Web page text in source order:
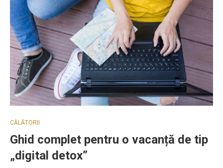
CĂLĂTORII
Ghid complet pentru o vacanță de tip
„digital detox”